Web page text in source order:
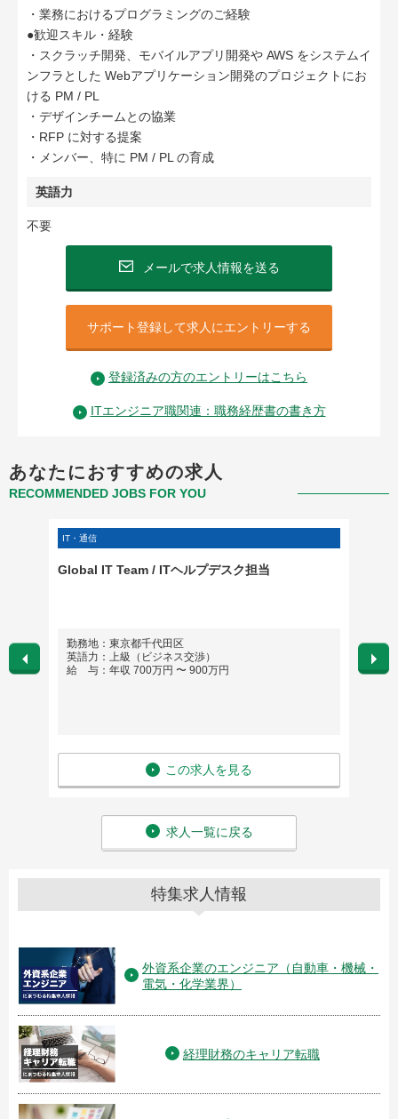
・業務におけるプログラミングのご経験
●歓迎スキル・経験
・スクラッチ開発、モバイルアプリ開発や AWS をシステムイ
ンフラとした Webアプリケーション開発のプロジェクトにお
ける PM / PL
・デザインチームとの協業
・RFP に対する提案
・メンバー、特に PM / PL の育成
英語力
不要
メールで求人情報を送る
サポート登録して求人にエントリーする
登録済みの方のエントリーはこちら
ITエンジニア職関連：職務経歴書の書き方
あなたにおすすめの求人
RECOMMENDED JOBS FOR YOU
IT・通信
Global IT Team / ITヘルプデスク担当
勤務地：東京都千代田区
英語力：上級（ビジネス交渉）
給 与：年収 700万円 〜 900万円
この求人を見る
勤務
英語
給
求人一覧に戻る
特集求人情報
外資系企業のエンジニア（自動車・機械・
電気・化学業界）
経理財務のキャリア転職